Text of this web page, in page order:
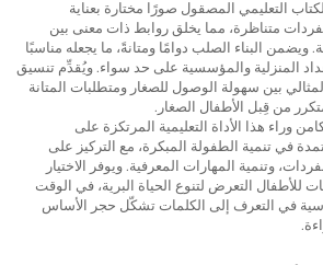
التعليمي المصقول صورًا مختارة بعناية
متناظرة، مما يخلق روابط ذات معنى بين
ويضمن البناء الصلب دوامًا ومتانةً، ما يجعله مناسبًا
المنزلية والمؤسسية على حد سواء. ويُقدِّم تنسيق
بين سهولة الوصول للصغار ومتطلبات المتانة
من قِبل الأطفال الصغار.
وراء هذا الأداة التعليمية المرتكزة على
في تنمية الطفولة المبكرة، مع التركيز على
وتنمية المهارات المعرفية. ويوفر الاختيار
للأطفال التعرض لتنوع الحياة البرية، في الوقت
في التعرف إلى الكلمات تشكّل حجر الأساس